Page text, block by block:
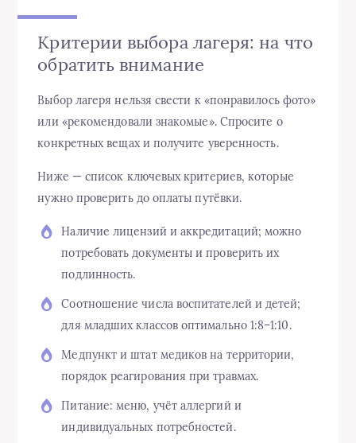
Критерии выбора лагеря: на что
обратить внимание
Выбор лагеря нельзя свести к «понравилось фото»
или «рекомендовали знакомые». Спросите о
конкретных вещах и получите уверенность.
Ниже — список ключевых критериев, которые
нужно проверить до оплаты путёвки.
Наличие лицензий и аккредитаций; можно
потребовать документы и проверить их
подлинность.
Соотношение числа воспитателей и детей;
для младших классов оптимально 1:8–1:10.
Медпункт и штат медиков на территории,
порядок реагирования при травмах.
Питание: меню, учёт аллергий и
индивидуальных потребностей.